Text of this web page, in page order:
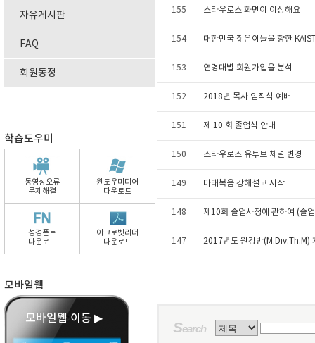
자유게시판
FAQ
회원동정
학습도우미
동영상오류
문제해결
윈도우미디어
다운로드
성경폰트
다운로드
아크로벳리더
다운로드
모바일웹
모바일웹 이동 ▶
155 스타우로스 화면이 이상해요
154 대한민국 젊은이들을 향한
153 연령대별 회원가입율 분석
152 2018년 목사 임직식 예배
151 제 10 회 졸업식 안내
150 스타우로스 유투브 체널 변경
149 마태복음 강해설교 시작
148 제10회 졸업사정에 관하여 (졸
147 2017년도 원강반(M.Div.Th.M)
Search